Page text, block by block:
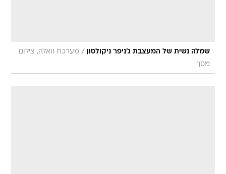
שמלה נשית של המעצבת ג'ניפר ניקולסון / מערכת וואלה, צילום
מסך